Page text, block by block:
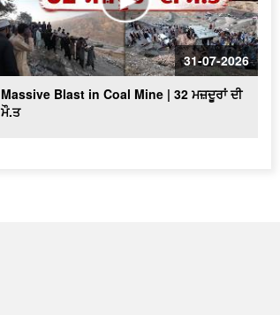
31-07-2026
Massive Blast in Coal Mine | 32 ਮਜ਼ਦੂਰਾਂ ਦੀ
ਮੌ.ਤ